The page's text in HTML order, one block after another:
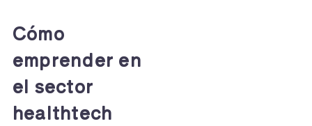
Cómo
emprender en
el sector
healthtech